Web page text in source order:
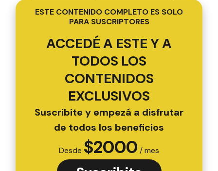
ESTE CONTENIDO COMPLETO ES SOLO
PARA SUSCRIPTORES
ACCEDÉ A ESTE Y A
TODOS LOS
CONTENIDOS
EXCLUSIVOS
Suscribite y empezá a disfrutar
de todos los beneficios
Desde $2000 / mes